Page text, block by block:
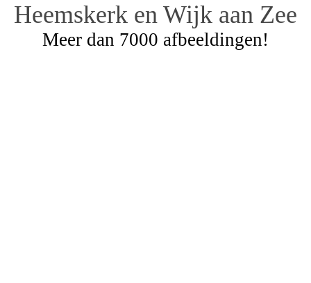
Heemskerk en Wijk aan Zee
Meer dan 7000 afbeeldingen!